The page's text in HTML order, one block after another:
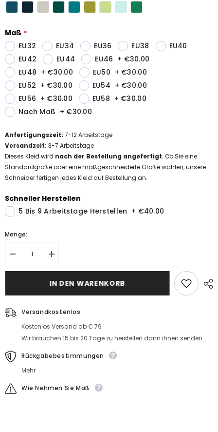
Maß
EU32
EU34 EU36 EU38
EU40
EU42
EU44 EU46 + €30.00
EU48 + €30.00 EU50 + €30.00
EU52 + €30.00 EU54 + €30.00
EU56 + €30.00 EU58 + €30.00
Nach Maß + €30.00
Anfertigungszeit: 7-12Arbeitstage
Versandzeit: 3-7 Arbeitstage
Dieses Kleid wird nach der Bestellung angefertigt. Ob Sie eine
Standardgröße oder eine maßgeschneiderte Größe wählen, unsere
Schneider fertigen jedes Kleid auf Bestellung an.
Schneller Herstellen
5 Bis 9 Arbeitstage Herstellen + €40.00
Menge:
Schwarze
V
Abiballkleider
Ärmellose
Abendkleider
MengeSchwarze
V
Ausschnitt
Spitze
Abiballkleider
Lang
Abendkleider
IN DEN WARENKORB
Versandkostenlos
Kostenlos Versand ab € 79
Wir brauchen 15 bis 20 Tage zu herstellen dann ihnen senden
Rückgabebestimmungen
Mehr
Wie Nehmen Sie Maß